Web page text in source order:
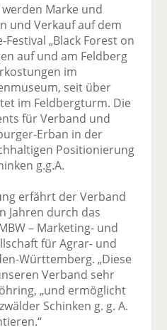
Marke und
und Verkauf auf dem
„Black Forest on
auf und am Feldberg
im
seit über
im Feldbergturm. Die
für Verband und
Erban in der
Positionierung
g.g.A.
erfährt der Verband
Jahren durch das
– Marketing- und
für Agrar- und
Württemberg. „Diese
Verband sehr
„und ermöglicht
Schinken g. g. A.